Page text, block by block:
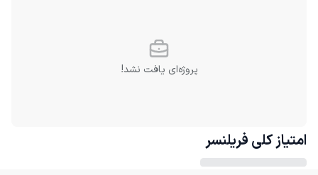
پروژه‌ای یافت نشد!
امتیاز کلی فریلنسر